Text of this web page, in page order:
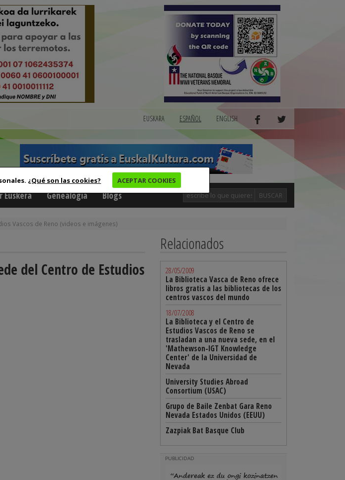
¿Qué son las cookies? ACEPTAR COOKIES
EUSKARA ESPAÑOL ENGLISH
Euskera Genealogía Blogs BUSCAR
Vascos de Reno (videos e imágenes)
del Centro de Estudios
Relacionados
28/05/2009
La Biblioteca Vasca de Reno ofrece
libros gratis a las bibliotecas de los
centros vascos del mundo
18/07/2008
La Biblioteca y el Centro de
Estudios Vascos de Reno se
trasladan a una nueva sede, en el
'Mathewson-IGT Knowledge
Center' de la Universidad de
Nevada
University Studies Abroad
Consortium (USAC)
Grupo de Baile Zenbat Gara Reno
Nevada Estados Unidos (EEUU)
Zazpiak Bat Basque Club
PUBLICIDAD